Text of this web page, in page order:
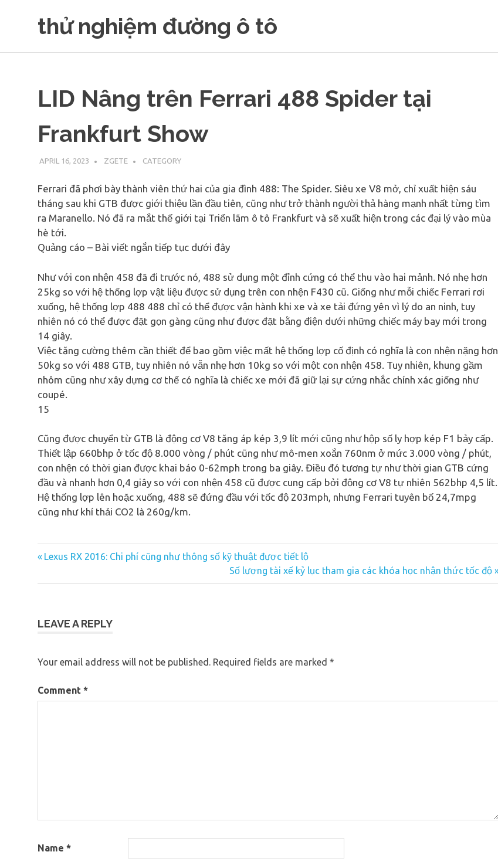
thử nghiệm đường ô tô
LID Nâng trên Ferrari 488 Spider tại
Frankfurt Show
APRIL 16, 2023 ZGETE CATEGORY
Ferrari đã phơi bày thành viên thứ hai của gia đình 488: The Spider. Siêu xe V8 mở, chỉ xuất hiện sáu
tháng sau khi GTB được giới thiệu lần đầu tiên, cũng như trở thành người thả hàng mạnh nhất từng tìm
ra Maranello. Nó đã ra mắt thế giới tại Triển lãm ô tô Frankfurt và sẽ xuất hiện trong các đại lý vào mùa
hè tới.
Quảng cáo – Bài viết ngắn tiếp tục dưới đây
Như với con nhện 458 đã đi trước nó, 488 sử dụng một đỉnh cứng có thể thu vào hai mảnh. Nó nhẹ hơn
25kg so với hệ thống lợp vật liệu được sử dụng trên con nhện F430 cũ. Giống như mỗi chiếc Ferrari rơi
xuống, hệ thống lợp 488 488 chỉ có thể được vận hành khi xe và xe tải đứng yên vì lý do an ninh, tuy
nhiên nó có thể được đặt gọn gàng cũng như được đặt bằng điện dưới những chiếc máy bay mới trong
14 giây.
Việc tăng cường thêm cần thiết để bao gồm việc mất hệ thống lợp cố định có nghĩa là con nhện nặng hơn
50kg so với 488 GTB, tuy nhiên nó vẫn nhẹ hơn 10kg so với một con nhện 458. Tuy nhiên, khung gầm
nhôm cũng như xây dựng cơ thể có nghĩa là chiếc xe mới đã giữ lại sự cứng nhắc chính xác giống như
coupé.
15
Cũng được chuyển từ GTB là động cơ V8 tăng áp kép 3,9 lít mới cũng như hộp số ly hợp kép F1 bảy cấp.
Thiết lập 660bhp ở tốc độ 8.000 vòng / phút cũng như mô-men xoắn 760nm ở mức 3.000 vòng / phút,
con nhện có thời gian được khai báo 0-62mph trong ba giây. Điều đó tương tự như thời gian GTB cứng
đầu và nhanh hơn 0,4 giây so với con nhện 458 cũ được cung cấp bởi động cơ V8 tự nhiên 562bhp 4,5 lít.
Hệ thống lợp lên hoặc xuống, 488 sẽ đứng đầu với tốc độ 203mph, nhưng Ferrari tuyên bố 24,7mpg
cũng như khí thải CO2 là 260g/km.
Post
navigation
Previous
Lexus RX 2016: Chi phí cũng như thông số kỹ thuật được tiết lộ
Next
Post:
Số lượng tài xế kỷ lục tham gia các khóa học nhận thức tốc độ
LEAVE A REPLY
Your email address will not be published. Required fields are marked *
Comment *
Name *